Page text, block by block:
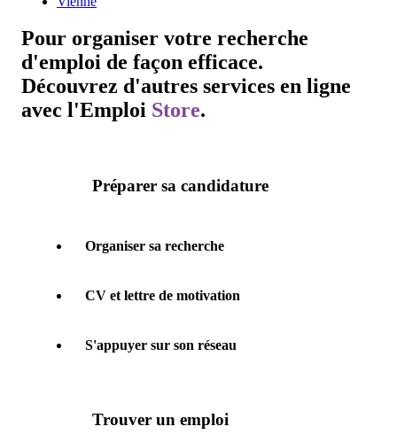
Pour organiser votre recherche
d'emploi de façon efficace.
Découvrez d'autres services en ligne
avec l'Emploi Store.
Préparer sa candidature
Organiser sa recherche
CV et lettre de motivation
S'appuyer sur son réseau
Trouver un emploi